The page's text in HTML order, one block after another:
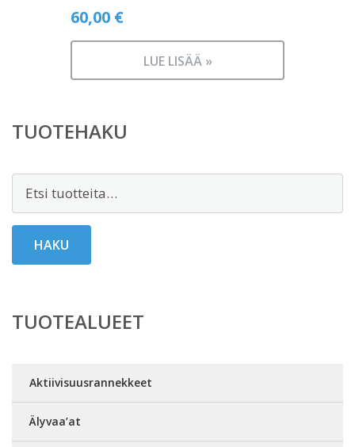
60,00 €
LUE LISÄÄ »
TUOTEHAKU
Etsi:
HAKU
TUOTEALUEET
Aktiivisuusrannekkeet
Älyvaa’at